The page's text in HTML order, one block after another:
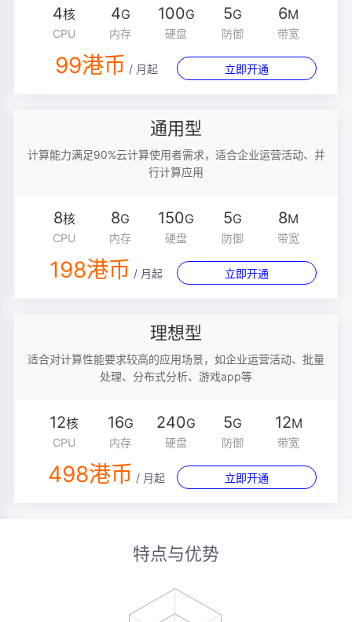
4核
CPU
4G
内存
100G
硬盘
5G
防御
6M
带宽
99港币 / 月起 立即开通
通用型
计算能力满足90%云计算使用者需求，适合企业运营活动、并
行计算应用
8核
CPU
8G
内存
150G
硬盘
5G
防御
8M
带宽
198港币 / 月起 立即开通
理想型
适合对计算性能要求较高的应用场景，如企业运营活动、批量
处理、分布式分析、游戏app等
12核
CPU
16G
内存
240G
硬盘
5G
防御
12M
带宽
498港币 / 月起 立即开通
特点与优势